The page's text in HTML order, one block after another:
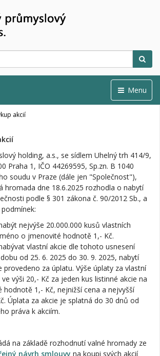
Menu
akcií
holding, a.s., se sídlem Uhelný trh 414/9,
Praha 1, IČO 44269595, Sp.zn. B 1040
soudu v Praze (dále jen "Společnost"),
hromada dne 18.6.2025 rozhodla o nabytí
podle § 301 zákona č. 90/2012 Sb., a
nejvýše 20.000.000 kusů vlastních
o jmenovité hodnotě 1,- Kč.
vlastní akcie dle tohoto usnesení
od 25. 6. 2025 do 30. 9. 2025, nabytí
provedeno za úplatu. Výše úplaty za vlastní
výši 20,- Kč za jeden kus listinné akcie na
1,- Kč, nejnižší cena a nejvyšší
Úplata za akcie je splatná do 30 dnů od
práva k akciím.
na základě rozhodnutí valné hromady ze
návrh smlouvy na koupi svých akcií